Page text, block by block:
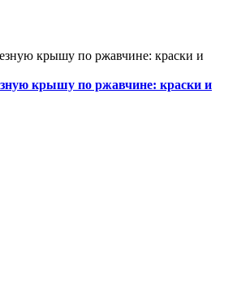
крышу по ржавчине: краски и